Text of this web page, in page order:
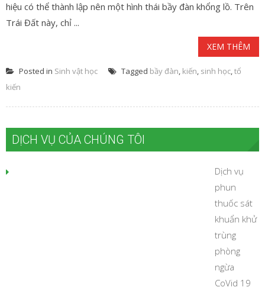
hiệu có thể thành lập nên một hình thái bầy đàn khổng lồ. Trên
Trái Đất này, chỉ ...
XEM THÊM
Posted in Sinh vật học Tagged bầy đàn, kiến, sinh học,tổ
kiến
DỊCH VỤ CỦA CHÚNG TÔI
Dịch vụ
phun
thuốc sát
khuẩn khử
trùng
phòng
ngừa
CoVid 19